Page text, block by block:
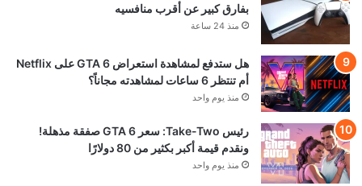
بفارق كبير عن أقرب منافسيه
منذ 24 ساعة
هل ستدفع لمشاهدة استعراض GTA 6 على Netflix
أم تنتظر 6 ساعات لمشاهدته مجاناً؟
منذ يوم واحد
رئيس Take-Two: سعر GTA 6 صفقة مذهلة!
ونقدم قيمة أكبر بكثير من 80 دولارًا
منذ يوم واحد